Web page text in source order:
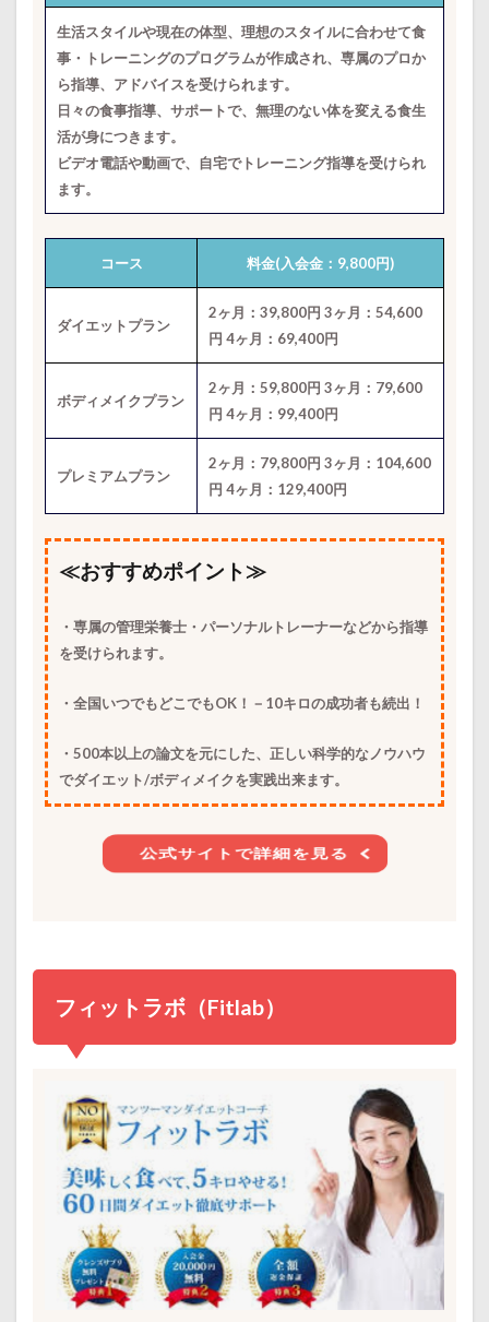
生活スタイルや現在の体型、理想のスタイルに合わせて食
事・トレーニングのプログラムが作成され、専属のプロか
ら指導、アドバイスを受けられます。
日々の食事指導、サポートで、無理のない体を変える食生
活が身につきます。
ビデオ電話や動画で、自宅でトレーニング指導を受けられ
ます。
コース 料金(入会金：9,800円)
ダイエットプラン
2ヶ月：39,800円 3ヶ月：54,600
円 4ヶ月：69,400円
ボディメイクプラン
2ヶ月：59,800円 3ヶ月：79,600
円 4ヶ月：99,400円
プレミアムプラン
2ヶ月：79,800円 3ヶ月：104,600
円 4ヶ月：129,400円
≪おすすめポイント≫
・専属の管理栄養士・パーソナルトレーナーなどから指導
を受けられます。
・全国いつでもどこでもOK！－10キロの成功者も続出！
・500本以上の論文を元にした、正しい科学的なノウハウ
でダイエット/ボディメイクを実践出来ます。
公式サイトで詳細を見る
フィットラボ（Fitlab）